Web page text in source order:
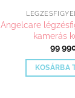
Angelcare
kamerás
99
KOSÁRBA